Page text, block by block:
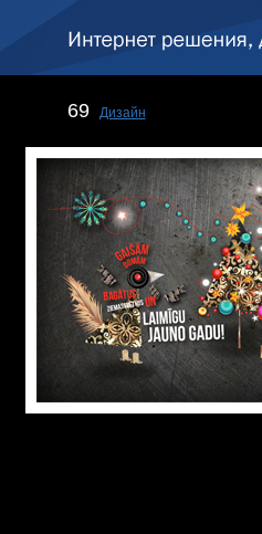
69 Дизайн